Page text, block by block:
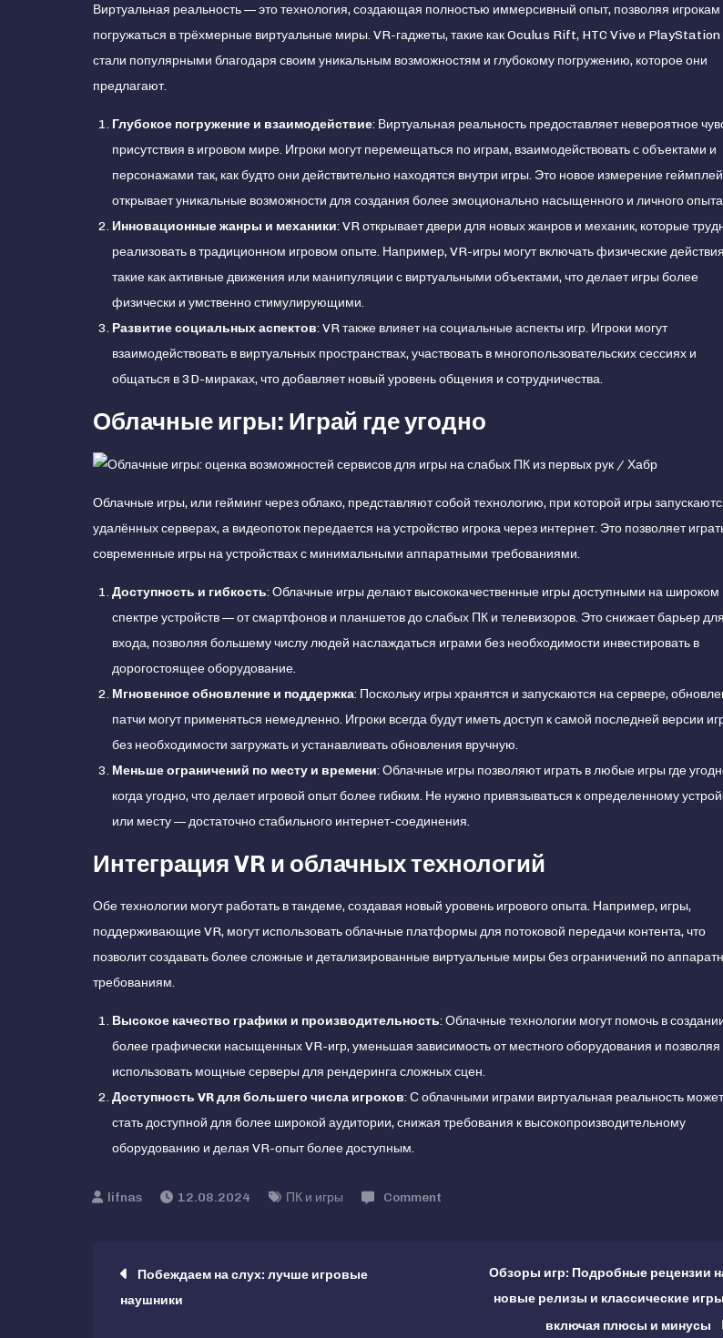
Виртуальная реальность — это технология, создающая полностью иммерсивный опыт, позволяя игрокам
погружаться в трёхмерные виртуальные миры. VR-гаджеты, такие как Oculus Rift, HTC Vive и PlayStation
стали популярными благодаря своим уникальным возможностям и глубокому погружению, которое они
предлагают.
Глубокое погружение и взаимодействие: Виртуальная реальность предоставляет невероятное
присутствия в игровом мире. Игроки могут перемещаться по играм, взаимодействовать с объектами и
персонажами так, как будто они действительно находятся внутри игры. Это новое измерение
открывает уникальные возможности для создания более эмоционально насыщенного и личного
Инновационные жанры и механики: VR открывает двери для новых жанров и механик, которые
реализовать в традиционном игровом опыте. Например, VR-игры могут включать физические
такие как активные движения или манипуляции с виртуальными объектами, что делает игры более
физически и умственно стимулирующими.
Развитие социальных аспектов: VR также влияет на социальные аспекты игр. Игроки могут
взаимодействовать в виртуальных пространствах, участвовать в многопользовательских сессиях и
общаться в 3D-мираках, что добавляет новый уровень общения и сотрудничества.
Облачные игры: Играй где угодно
Облачные игры, или гейминг через облако, представляют собой технологию, при которой игры
удалённых серверах, а видеопоток передается на устройство игрока через интернет. Это позволяет
современные игры на устройствах с минимальными аппаратными требованиями.
Доступность и гибкость: Облачные игры делают высококачественные игры доступными на широком
спектре устройств — от смартфонов и планшетов до слабых ПК и телевизоров. Это снижает барьер для
входа, позволяя большему числу людей наслаждаться играми без необходимости инвестировать в
дорогостоящее оборудование.
Мгновенное обновление и поддержка: Поскольку игры хранятся и запускаются на сервере,
патчи могут применяться немедленно. Игроки всегда будут иметь доступ к самой последней версии
без необходимости загружать и устанавливать обновления вручную.
Меньше ограничений по месту и времени: Облачные игры позволяют играть в любые игры где
когда угодно, что делает игровой опыт более гибким. Не нужно привязываться к определенному
или месту — достаточно стабильного интернет-соединения.
Интеграция VR и облачных технологий
Обе технологии могут работать в тандеме, создавая новый уровень игрового опыта. Например, игры,
поддерживающие VR, могут использовать облачные платформы для потоковой передачи контента, что
позволит создавать более сложные и детализированные виртуальные миры без ограничений по
требованиям.
Высокое качество графики и производительность: Облачные технологии могут помочь в
более графически насыщенных VR-игр, уменьшая зависимость от местного оборудования и позволяя
использовать мощные серверы для рендеринга сложных сцен.
Доступность VR для большего числа игроков: С облачными играми виртуальная реальность может
стать доступной для более широкой аудитории, снижая требования к высокопроизводительному
оборудованию и делая VR-опыт более доступным.
12.08.2024 ПК и игры Comment
Навигация
Побеждаем на слух: лучше игровые
наушники
Обзоры игр: Подробные рецензии
новые релизы и классические
включая плюсы и минусы